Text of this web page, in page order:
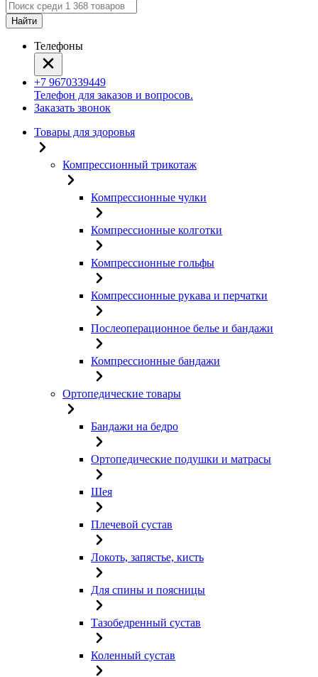
Найти
Телефоны
+7 9670339449
Телефон для заказов и вопросов.
Заказать звонок
Товары для здоровья
Компрессионный трикотаж
Компрессионные чулки
Компрессионные колготки
Компрессионные гольфы
Компрессионные рукава и перчатки
Послеоперационное белье и бандажи
Компрессионные бандажи
Ортопедические товары
Бандажи на бедро
Ортопедические подушки и матрасы
Шея
Плечевой сустав
Локоть, запястье, кисть
Для спины и поясницы
Тазобедренный сустав
Коленный сустав